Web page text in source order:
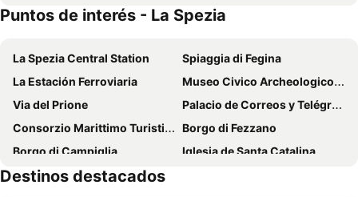
The Poet Hotel
Hotel Corallo
Hotel Nella
Affittacamere La Branda
I Colori del Mercato
Colors of Cinque Terre - Guest House
Hotel del Sole
Ca' de Baran
Albergo La Mimosa
Hotel Cristallo
Albergo Barbara
Hotel Souvenir
Ricky Rooms
Puntos de interés - La Spezia
La Spezia Central Station
Spiaggia di Fegina
La Estación Ferroviaria
Museo Civico Archeologico Ubaldo Formentini
Via del Prione
Palacio de Correos y Telégrafos
Consorzio Marittimo Turistico - 5 terre - Golfo dei Poeti
Borgo di Fezzano
Borgo di Campiglia
Iglesia de Santa Catalina
Parco Nazionale delle Cinque Terre
Destinos destacados